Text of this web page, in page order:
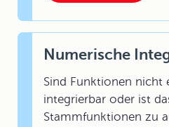
Numerische
Sind Funktionen nicht
integrierbar oder ist
Stammfunktionen zu